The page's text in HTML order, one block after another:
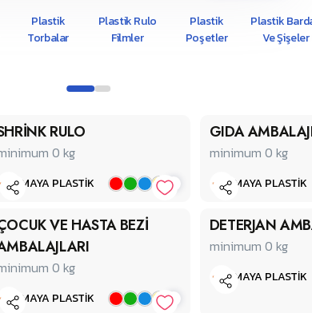
Plastik
Torbalar
Plastik Rulo
Filmler
Plastik
Poşetler
Plastik
Ve Şişeler
1 2
RULO
0 kg
MAYA PLASTİK +
GIDA
minimum 0 kg
MAYA PLASTİK
VE HASTA BEZİ
0 kg
MAYA PLASTİK +
DETERJAN
minimum 0 kg
MAYA PLASTİK